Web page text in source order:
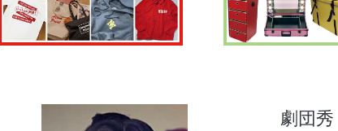
劇団秀